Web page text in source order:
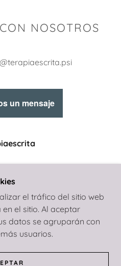
NOSOTROS
un mensaje
Aires, Argentina
- TODOS
DE
el tráfico del sitio web
el sitio. Al aceptar
datos se agruparán con
usuarios.